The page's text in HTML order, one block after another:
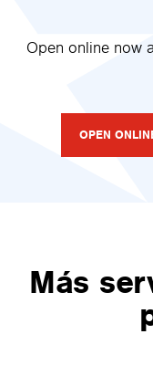
Open online now
OPEN
Más